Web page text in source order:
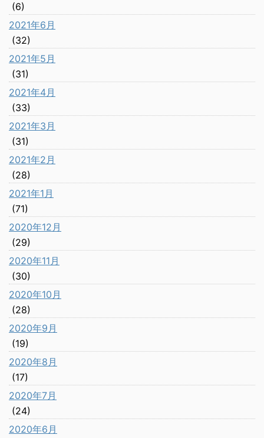
(6)
2021年6月
(32)
2021年5月
(31)
2021年4月
(33)
2021年3月
(31)
2021年2月
(28)
2021年1月
(71)
2020年12月
(29)
2020年11月
(30)
2020年10月
(28)
2020年9月
(19)
2020年8月
(17)
2020年7月
(24)
2020年6月